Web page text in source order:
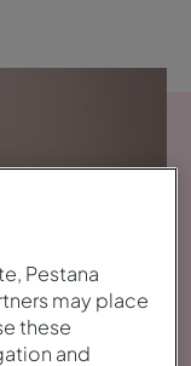
Pestana
may place
these
and